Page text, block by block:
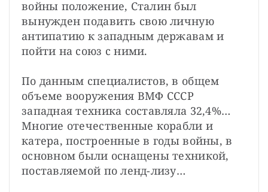
войны положение, Сталин был
вынужден подавить свою личную
антипатию к западным державам и
пойти на союз с ними.
По данным специалистов, в общем
объеме вооружения ВМФ СССР
западная техника составляла 32,4%…
Многие отечественные корабли и
катера, построенные в годы войны, в
основном были оснащены техникой,
поставляемой по ленд-лизу…